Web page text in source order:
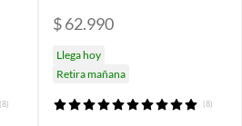
(8)
$ 62.990
Llega hoy
Retira mañana
(8)